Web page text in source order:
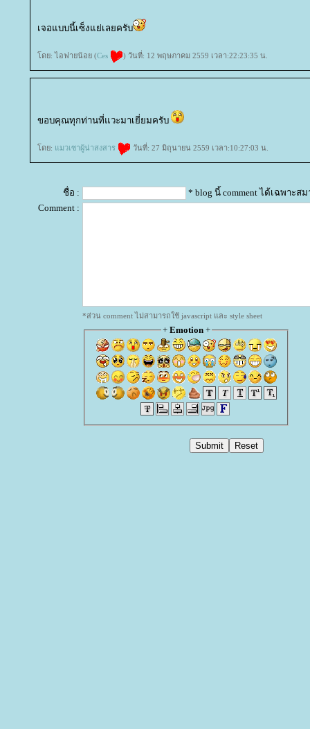
เจอแบบนี้เซ็งแย่เลยครับ
ดย: ไอฟายน้อย (Ces ) วันที่: 12 พฤษภาคม 2559 เวลา:22:23:35 น.
ขอบคุณทุกท่านที่แวะมาเยี่ยมครับ
ดย: มวเซาผู้น่าสงสาร วันที่: 27 มิถุนายน 2559 เวลา:10:27:03 น.
ชื่อ :
* blog นี้ comment ได้เฉพาะส
Comment :
*ส่วน comment ไม่สามารถใช้ javascript และ style sheet
+ Emotion+